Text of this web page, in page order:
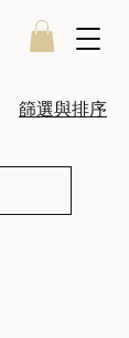
篩選與排序